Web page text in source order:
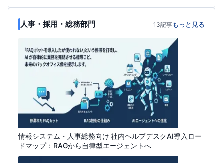
人事・採用・総務部門 13記事もっと見る
情報システム・人事総務向け 社内ヘルプデスクAI導入ロー
ドマップ：RAGから自律型エージェントへ